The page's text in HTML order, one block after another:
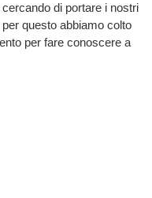
di portare i nostri
questo abbiamo colto
per fare conoscere a